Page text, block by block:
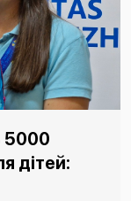
5000
дітей: